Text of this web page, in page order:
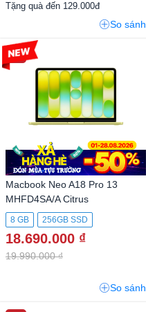
Tặng quà đến 129.000đ
So sánh
Macbook Neo A18 Pro 13
MHFD4SA/A Citrus
8 GB 256GB SSD
18.690.000 ₫
19.990.000 ₫
-6%
So sánh